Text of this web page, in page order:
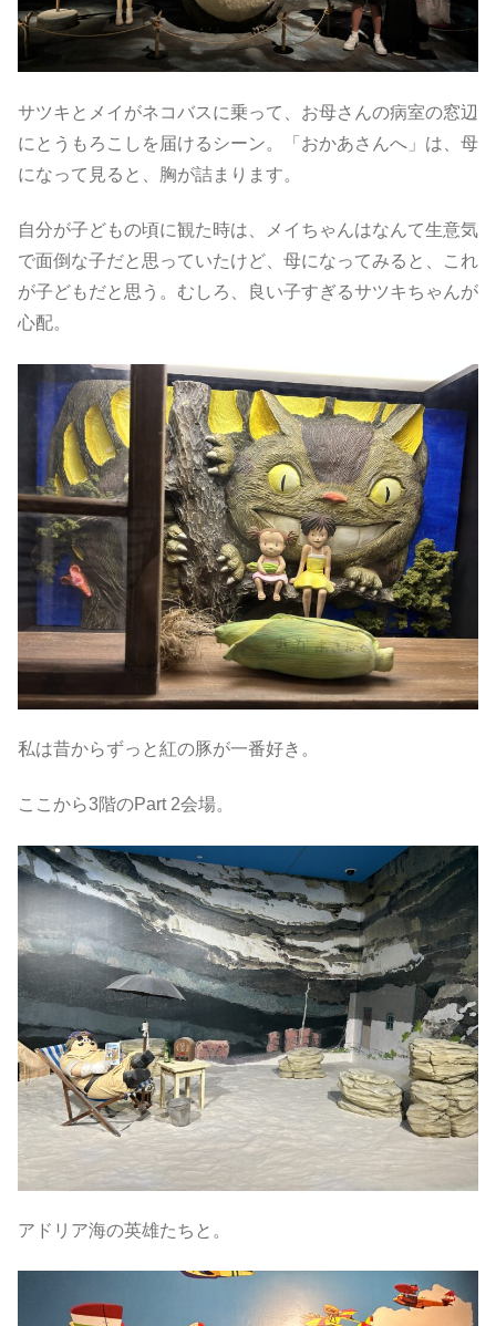
サツキとメイがネコバスに乗って、お母さんの病室の窓辺
にとうもろこしを届けるシーン。「おかあさんへ」は、母
になって見ると、胸が詰まります。
自分が子どもの頃に観た時は、メイちゃんはなんて生意気
で面倒な子だと思っていたけど、母になってみると、これ
が子どもだと思う。むしろ、良い子すぎるサツキちゃんが
心配。
私は昔からずっと紅の豚が一番好き。
ここから3階のPart 2会場。
アドリア海の英雄たちと。